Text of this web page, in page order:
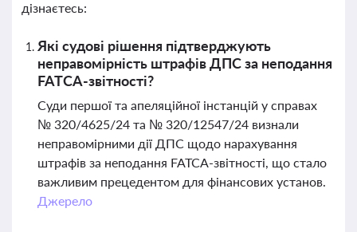
дізнаєтесь:
Які судові рішення підтверджують
неправомірність штрафів ДПС за неподання
FATCA-звітності?
Суди першої та апеляційної інстанцій у справах
№ 320/4625/24 та № 320/12547/24 визнали
неправомірними дії ДПС щодо нарахування
штрафів за неподання FATCA-звітності, що стало
важливим прецедентом для фінансових установ.
Джерело